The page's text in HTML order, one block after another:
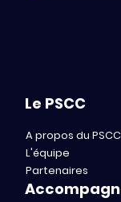
Le PSCC
A propos du PSCC
L'équipe
Partenaires